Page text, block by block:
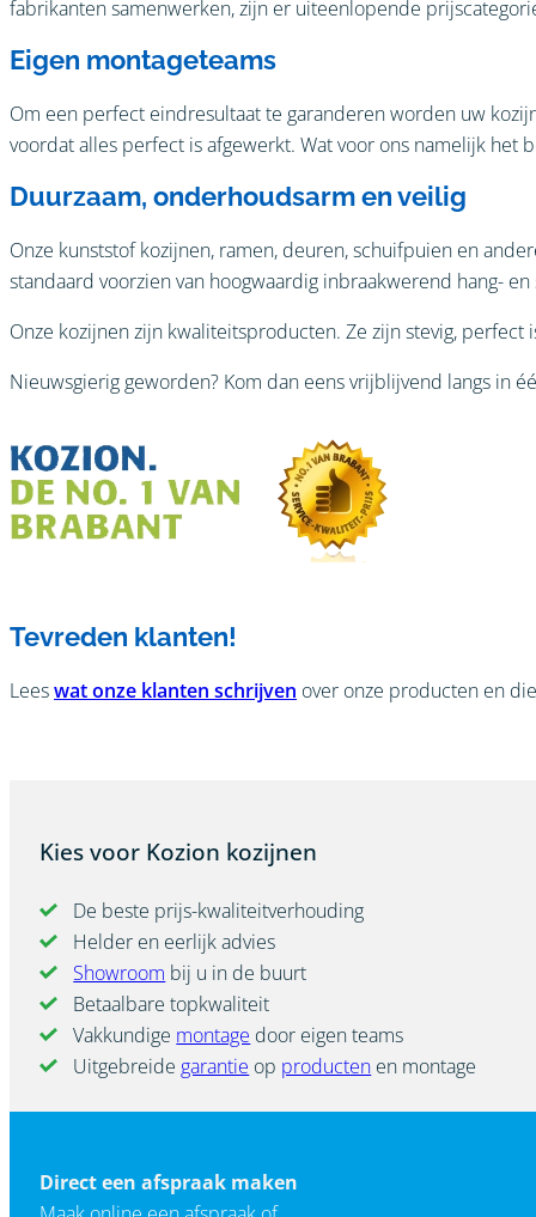
fabrikanten samenwerken, zijn er uiteenlopende
Eigen montageteams
Om een perfect eindresultaat te garanderen worden uw
voordat alles perfect is afgewerkt. Wat voor ons namelijk het
Duurzaam, onderhoudsarm en veilig
Onze kunststof kozijnen, ramen, deuren, schuifpuien en
standaard voorzien van hoogwaardig inbraakwerend hang-
Onze kozijnen zijn kwaliteitsproducten. Ze zijn stevig,
Nieuwsgierig geworden? Kom dan eens vrijblijvend langs in
Tevreden klanten!
Leeswat onze klanten schrijven over onze producten en
Kies voor Kozion kozijnen
De beste prijs-kwaliteitverhouding
Helder en eerlijk advies
Showroom bij u in de buurt
Betaalbare topkwaliteit
Vakkundige montage door eigen teams
Uitgebreide garantie op producten en montage
Direct een afspraak maken